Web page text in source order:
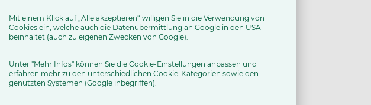
info (at) bega-bike.de
Mit einem Klick auf „Alle akzeptieren“ willigen Sie in die Verwendung von
Cookies ein, welche auch die Datenübermittlung an Google in den USA
beinhaltet (auch zu eigenen Zwecken von Google).
Unter "Mehr Infos" können Sie die Cookie-Einstellungen anpassen und
erfahren mehr zu den unterschiedlichen Cookie-Kategorien sowie den
genutzten Systemen (Google inbegriffen).